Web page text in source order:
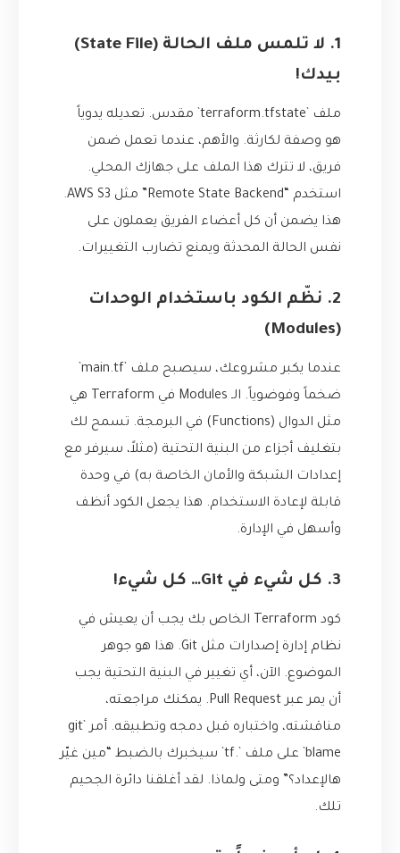
1. لا تلمس ملف الحالة (State File)
بيدك!
ملف `terraform.tfstate` مقدس. تعديله يدوياً
هو وصفة لكارثة. والأهم، عندما تعمل ضمن
فريق، لا تترك هذا الملف على جهازك المحلي.
استخدم “Remote State Backend” مثل AWS S3.
هذا يضمن أن كل أعضاء الفريق يعملون على
نفس الحالة المحدثة ويمنع تضارب التغييرات.
2. نظّم الكود باستخدام الوحدات
(Modules)
ضخماً وفوضوياً. الـ Modules في Terraform هي
مثل الدوال (Functions) في البرمجة. تسمح لك
بتغليف أجزاء من البنية التحتية (مثلاً، سيرفر مع
إعدادات الشبكة والأمان الخاصة به) في وحدة
قابلة لإعادة الاستخدام. هذا يجعل الكود أنظف
وأسهل في الإدارة.
3. كل شيء في Git… كل شيء!
كود Terraform الخاص بك يجب أن يعيش في
نظام إدارة إصدارات مثل Git. هذا هو جوهر
الموضوع. الآن، أي تغيير في البنية التحتية يجب
أن يمر عبر Pull Request. يمكنك مراجعته،
مناقشته، واختباره قبل دمجه وتطبيقه. أمر `git
blame` على ملف `.tf` سيخبرك بالضبط “مين غيّر
هالإعداد؟” ومتى ولماذا. لقد أغلقنا دائرة الجحيم
تلك.